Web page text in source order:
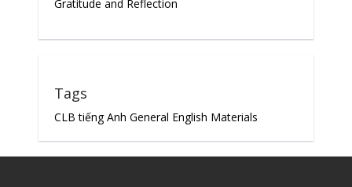
Gratitude and Reflection
Tags
CLB tiếng Anh General English Materials